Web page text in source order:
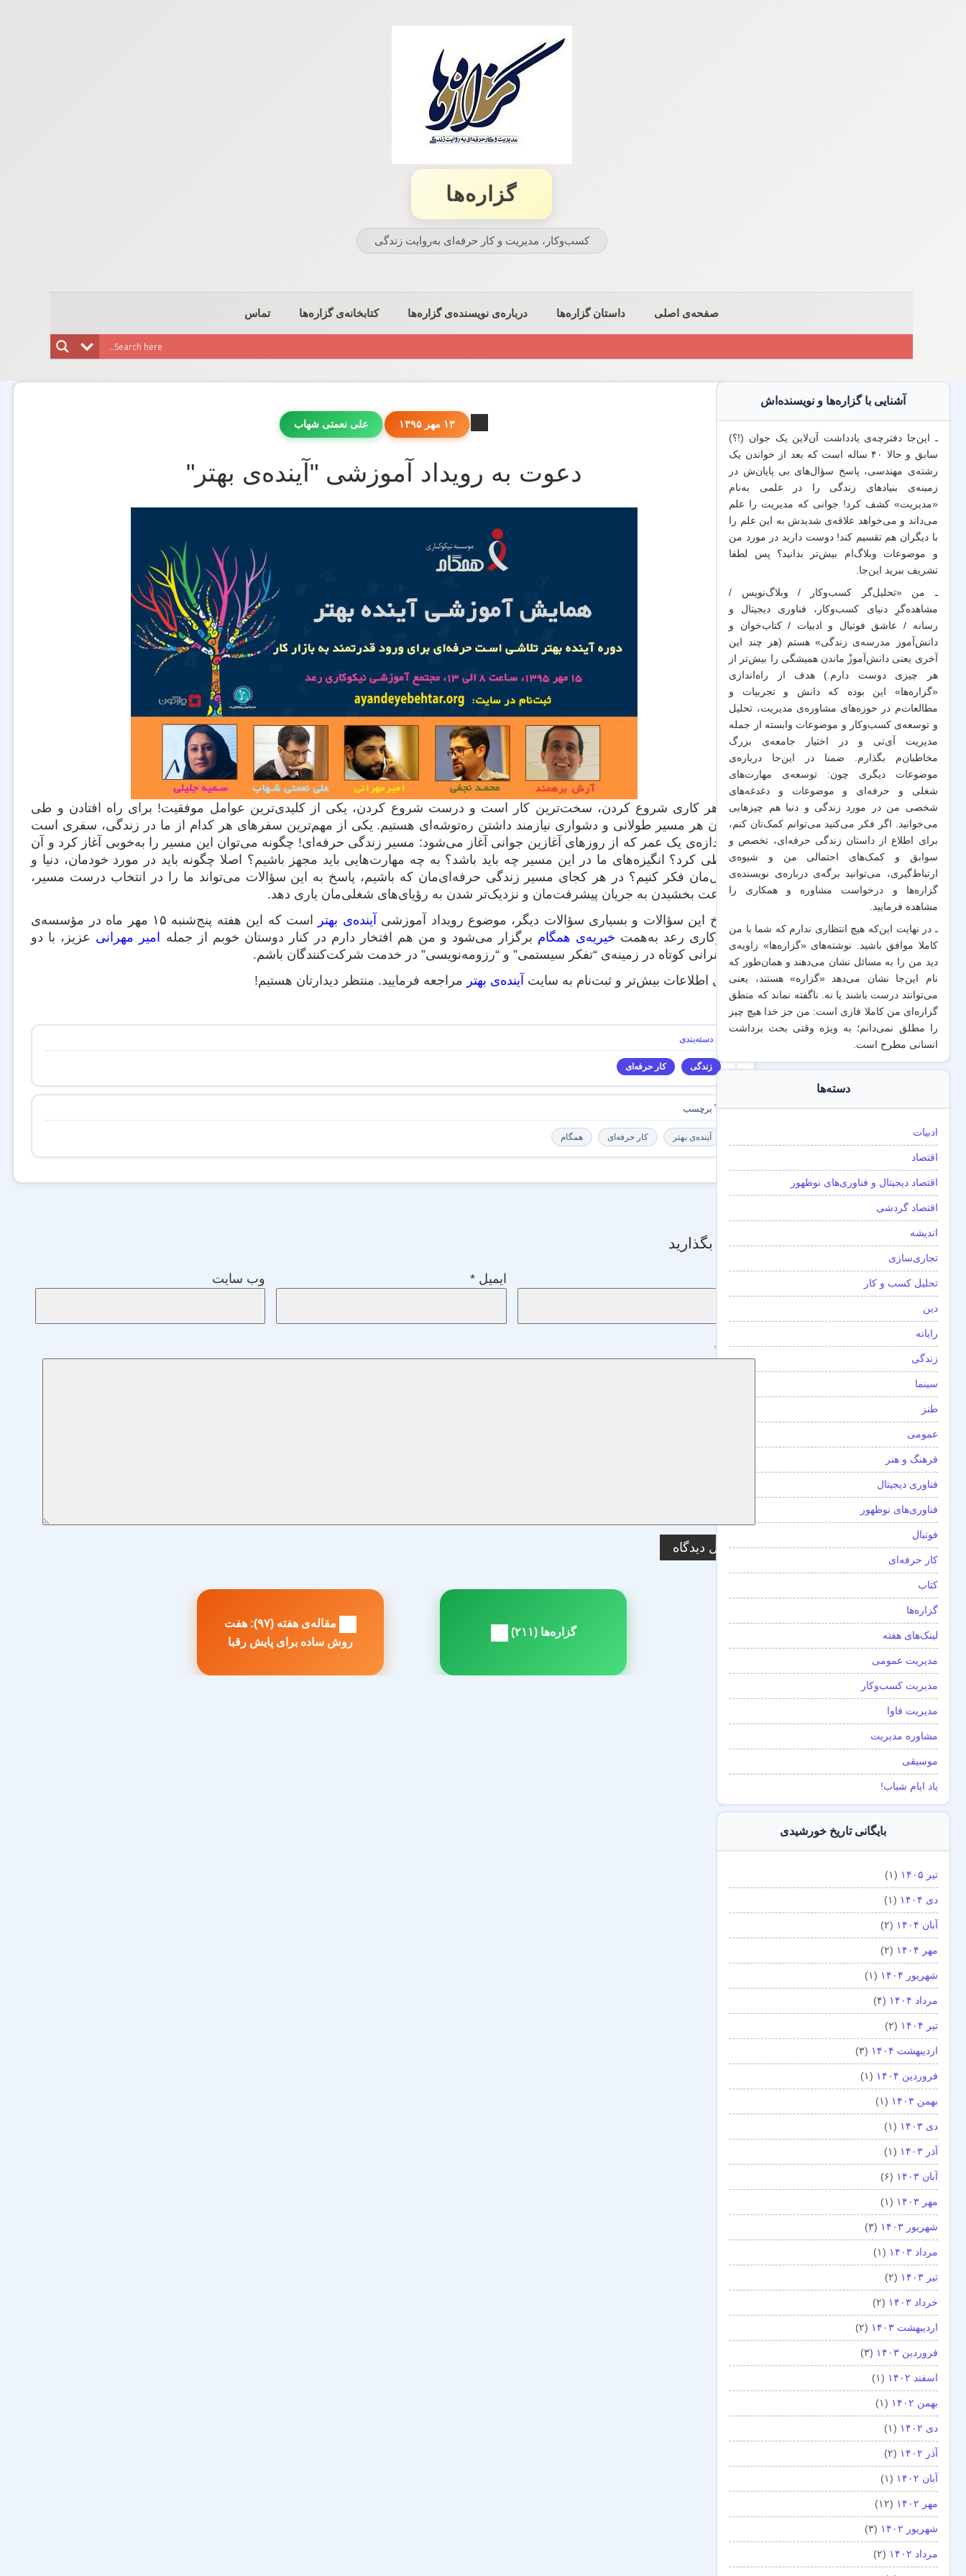
گزاره‌ها
کسب‌وکار، مدیریت و كار حرفه‌ای به‌روایت زندگی
صفحه‌ی اصلی داستان گزاره‌ها درباره‌ی نویسنده‌ی گزاره‌ها کتابخانه‌ی گزاره‌ها تماس
۱۳ مهر ۱۳۹۵ علی نعمتی شهاب
دعوت به رویداد آموزشی "آینده‌ی بهتر"
در هر کاری شروع کردن، سخت‌ترین کار است و درست شروع کردن، یکی از کلیدی‌ترین عوامل موفقیت! برای راه افتادن و طی
کردن هر مسیر طولانی و دشواری نیازمند داشتن ره‌توشه‌ای هستیم. یکی از مهم‌ترین سفرهای هر کدام از ما در زندگی، سفری است
به‌اندازه‌ی یک عمر که از روزهای آغازین جوانی آغاز می‌شود: مسیر زندگی حرفه‌ای! چگونه می‌توان این مسیر را به‌خوبی آغاز کرد و آن
را طی کرد؟ انگیزه‌های ما در این مسیر چه باید باشد؟ به چه مهارت‌هایی باید مجهز باشیم؟ اصلا چگونه باید در مورد خودمان، دنیا و
شغل‌مان فکر کنیم؟ در هر کجای مسیر زندگی حرفه‌ای‌مان که باشیم، پاسخ به این سؤالات می‌تواند ما را در انتخاب درست مسیر،
سرعت بخشیدن به جریان پیشرفت‌مان و نزدیک‌تر شدن به رؤیای‌های‌ شغلی‌مان یاری دهد.
پاسخ این سؤالات و بسیاری سؤالات دیگر، موضوع رویداد آموزشی آینده‌ی بهتر
است که این هفته پنج‌شنبه ۱۵ مهر ماه در مؤسسه‌ی
نیکوکاری رعد به‌همت خیریه‌ی همگام برگزار می‌شود و من هم افتخار دارم در کنار دوستان خوبم از جمله امیر مهرانی عزیز، با دو
سخنرانی کوتاه در زمینه‌ی “تفکر سیستمی” و “رزومه‌نویسی” در خدمت شرکت‌کنندگان باشم.
برای اطلاعات بیش‌تر و ثبت‌نام به سایت آینده‌ی بهتر مراجعه فرمایید. منتظر دیدارتان هستیم!
زندگی کار حرفه‌ای
آینده‌ی بهتر کار حرفه‌ای همگام
دیدگاه بگذارید
ایمیل* وب‌ سایت
دیدگاه *
راهبری
مطلب
مقاله‌ی هفته (۹۷): هفت
روش ساده برای پایش رقبا
مطلب
گزاره‌ها (۲۱۱)
آشنایی با گزاره‌ها و نویسنده‌اش
ـ این‌جا دفترچه‌ی یادداشت‌ آن‌لاین یک جوان (!؟)
سابق و حالا ۴۰ ساله است که بعد از خواندن یک
رشته‌ی مهندسی، پاسخ سؤال‌های بی پایان‌ش در
زمینه‌ی بنیادهای زندگی را در علمی به‌نام
«مدیریت» کشف کرد! جوانی که مدیریت را علم
می‌داند و می‌خواهد علاقه‌ی شدیدش به این علم را
بادیگران همتقسیم کند! دوست دارید در مورد من
و موضوعات وبلاگ‌ام بیش‌تر بدانید؟ پس لطفا
تشریف ببرید این‌جا.
ـ من «تحلیل‌گر کسب‌وکار / وبلاگ‌نویس /
مشاهده‌گرِ دنیای کسب‌وکار، فناوری دیجیتال و
رسانه / عاشق فوتبال و ادبیات / کتاب‌خوان و
دانش‌آموز مدرسه‌ی زندگی» هستم (هر چند این
آخری یعنی دانش‌آموزْ ماندن همیشگی را بیش‌تر از
هر چیزی دوست دارم.) هدف از راه‌اندازی
«گزاره‌ها» این بوده که دانش و تجربیات‌ و
مطالعات‌م در حوزه‌های مشاوره‌ی مدیریت، تحلیل
و توسعه‌ی کسب‌وکار و موضوعات وابسته از جمله
مدیریت آی‌تی و در اختیار جامعه‌ی بزرگ
مخاطبان‌م بگذارم. ضمنا در این‌جا درباره‌ی
موضوعات دیگری چون: توسعه‌ی مهارت‌های
شغلی و حرفه‌ای و موضوعات و دغدغه‌های
شخصی من در مورد زندگی و دنیا هم چیزهایی
می‌خوانید. اگر فکر می‌کنید می‌توانم کمک‌تان کنم،
برای اطلاع از داستان زندگی حرفه‌ای، تخصص و
سوابق و کمک‌های احتمالی من و شیو‌ه‌ی
ارتباط‌گیری، می‌توانید برگه‌یدرباره‌ی نویسنده‌ی
گزاره‌ها و درخواست مشاوره و همکاری را
مشاهده فرمایید.
ـ در نهایت این‌که هیچ انتظاری ندارم که شما با من
کاملا موافق باشید. نوشته‌های «گزاره‌ها» زاویه‌ی
دید من را به مسائل نشان می‌دهند و همان‌طور که
نام این‌جا نشان می‌دهد «گزاره‌» هستند، یعنی
می‌توانند درست باشند یا نه. ناگفته نماند که منطق
گزاره‌ای من کاملا فازی است: من جز خدا هیچ چیز
را مطلق نمی‌دانم؛ به ویژه وقتی بحث برداشت
انسانی مطرح است.
دسته‌ها
ادبیات
اقتصاد
اقتصاد دیجیتال و فناوری‌های نوظهور
اقتصاد گردشی
اندیشه
تجاری‌سازی
تحلیل کسب و کار
دین
رایانه
زندگی
سینما
طنز
عمومی
فرهنگ و هنر
فناوری دیجیتال
فناوری‌های نوظهور
فوتبال
کار حرفه‌ای
کتاب
گزاره‌ها
لینک‌های هفته
مدیریت عمومی
مدیریت کسب‌و‌کار
مدیریت فاوا
مشاوره مدیریت
موسیقی
یاد ایام شباب!
بایگانی تاریخ خورشیدی
تیر ۱۴۰۵ (۱)
دی ۱۴۰۴ (۱)
آبان ۱۴۰۴ (۲)
مهر ۱۴۰۴ (۲)
شهریور ۱۴۰۴ (۱)
مرداد ۱۴۰۴ (۴)
تیر ۱۴۰۴ (۲)
اردیبهشت ۱۴۰۴ (۳)
فروردین ۱۴۰۴ (۱)
بهمن ۱۴۰۳ (۱)
دی ۱۴۰۳ (۱)
آذر ۱۴۰۳ (۱)
آبان ۱۴۰۳ (۶)
مهر ۱۴۰۳ (۱)
شهریور ۱۴۰۳ (۳)
مرداد ۱۴۰۳ (۱)
تیر ۱۴۰۳ (۲)
خرداد ۱۴۰۳ (۲)
اردیبهشت ۱۴۰۳ (۲)
فروردین ۱۴۰۳ (۳)
اسفند ۱۴۰۲ (۱)
بهمن ۱۴۰۲ (۱)
دی ۱۴۰۲ (۱)
آذر ۱۴۰۲ (۲)
آبان ۱۴۰۲ (۱)
مهر ۱۴۰۲ (۱۲)
شهریور ۱۴۰۲ (۳)
مرداد ۱۴۰۲ (۲)